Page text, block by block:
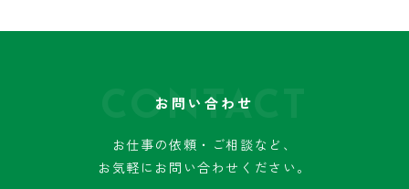
CONTACT
お問い合わせ
お仕事の依頼・ご相談など、
お気軽にお問い合わせください。